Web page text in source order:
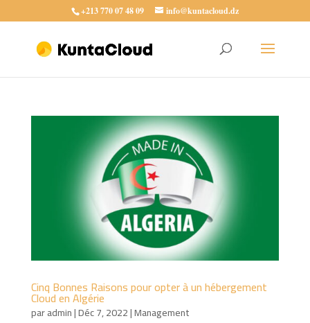
+213 770 07 48 09 info@kuntacloud.dz
Cinq Bonnes Raisons pour opter à un hébergement
Cloud en Algérie
paradmin|Déc 7, 2022|Management